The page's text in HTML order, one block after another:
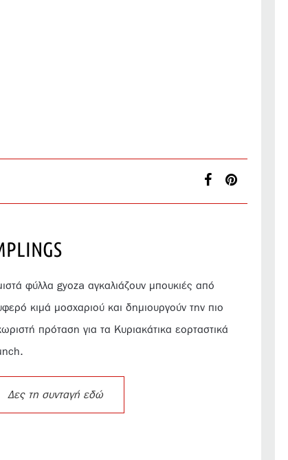
φύλλα gyoza αγκαλιάζουν μπουκιές από
κιμά μοσχαριού και δημιουργούν την πιο
πρόταση για τα Κυριακάτικα εορταστικά
Δες τη συνταγή εδώ